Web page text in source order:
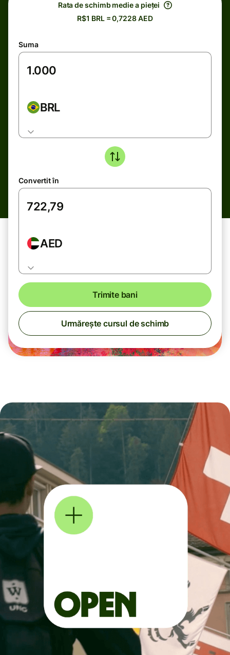
Rata de schimb medie a pieței
R$1 BRL = 0,7228 AED
Suma
BRL
Convertit în
AED
Trimite bani
Urmărește cursul de schimb